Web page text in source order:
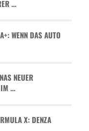
…
WENN DAS AUTO
NEUER
IM …
X: DENZA